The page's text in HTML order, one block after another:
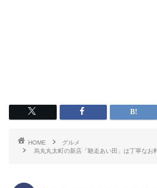
HOME
グルメ
烏丸丸太町の新店「馳走あい田」は丁寧なお